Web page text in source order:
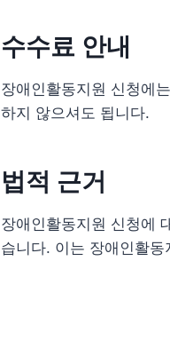
수수료 안내
장애인활동지원 신청에
하지 않으셔도 됩니다.
법적 근거
장애인활동지원 신청에
습니다. 이는 장애인활